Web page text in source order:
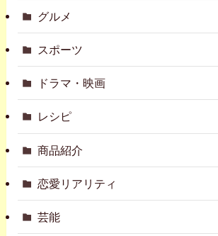
グルメ
スポーツ
ドラマ・映画
レシピ
商品紹介
恋愛リアリティ
芸能